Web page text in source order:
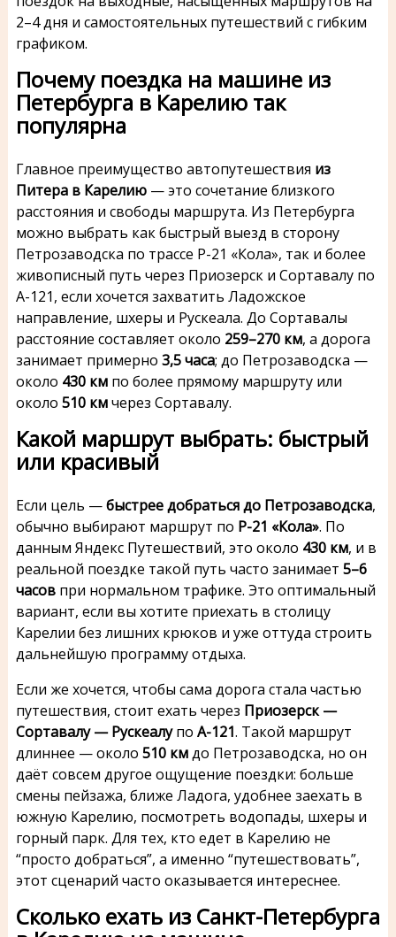
2–4 дня и самостоятельных путешествий с гибким
графиком.
Почему поездка на машине из
Петербурга в Карелию так
популярна
Главное преимущество автопутешествия из
Питера в Карелию— это сочетание близкого
расстояния и свободы маршрута. Из Петербурга
можно выбрать как быстрый выезд в сторону
Петрозаводска по трассе Р-21 «Кола», так и более
живописный путь через Приозерск и Сортавалу по
А-121, если хочется захватить Ладожское
направление, шхеры и Рускеала. До Сортавалы
расстояние составляет около 259–270 км, а дорога
занимает примерно 3,5 часа; до Петрозаводска —
около 430 кмпо более прямому маршруту или
около 510 кмчерез Сортавалу.
Какой маршрут выбрать: быстрый
или красивый
Если цель —быстрее добраться до Петрозаводска,
обычно выбирают маршрут по Р-21 «Кола». По
данным Яндекс Путешествий, это около 430 км, и в
реальной поездке такой путь часто занимает 5–6
часовпри нормальном трафике. Это оптимальный
вариант, если вы хотите приехать в столицу
Карелии без лишних крюков и уже оттуда строить
дальнейшую программу отдыха.
Если же хочется, чтобы сама дорога стала частью
путешествия, стоит ехать через Приозерск —
Сортавалу — Рускеалупо А-121. Такой маршрут
длиннее — около 510 кмдо Петрозаводска, но он
даёт совсем другое ощущение поездки: больше
смены пейзажа, ближе Ладога, удобнее заехать в
южную Карелию, посмотреть водопады, шхеры и
горный парк. Для тех, кто едет в Карелию не
“просто добраться”, а именно “путешествовать”,
этот сценарий часто оказывается интереснее.
Сколько ехать из Санкт-Петербурга